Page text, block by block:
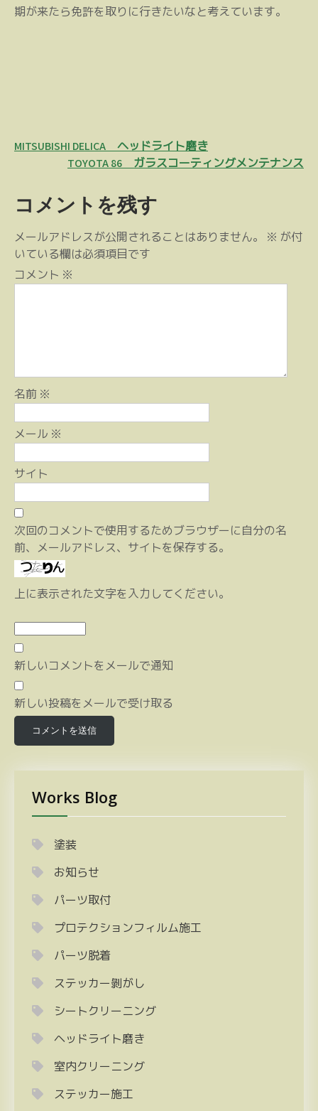
期が来たら免許を取りに行きたいなと考えています。
投
ビ
ゲ
ー
シ
MITSUBISHI DELICA ヘッドライト磨き
TOYOTA 86 ガラスコーティングメンテナンス
コメントを残す
メールアドレスが公開されることはありません。 ※ が付
いている欄は必須項目です
コメント ※
名前 ※
メール ※
サイト
次回のコメントで使用するためブラウザーに自分の名
前、メールアドレス、サイトを保存する。
上に表示された文字を入力してください。
新しいコメントをメールで通知
新しい投稿をメールで受け取る
Works Blog
塗装
お知らせ
パーツ取付
プロテクションフィルム施工
パーツ脱着
ステッカー剝がし
シートクリーニング
ヘッドライト磨き
室内クリーニング
ステッカー施工